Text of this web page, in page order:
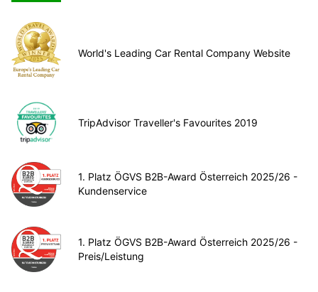
World's Leading Car Rental Company Website
TripAdvisor Traveller's Favourites 2019
1. Platz ÖGVS B2B-Award Österreich 2025/26 -
Kundenservice
1. Platz ÖGVS B2B-Award Österreich 2025/26 -
Preis/Leistung